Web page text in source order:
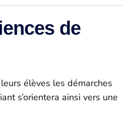
de
élèves les démarches
s’orientera ainsi vers une